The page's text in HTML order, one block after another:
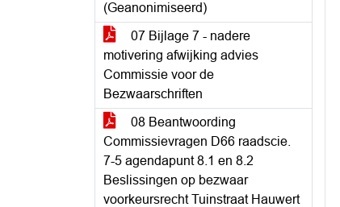
(Geanonimiseerd)
07 Bijlage 7 - nadere
motivering afwijking advies
Commissie voor de
Bezwaarschriften
08 Beantwoording
Commissievragen D66 raadscie.
7-5 agendapunt 8.1 en 8.2
Beslissingen op bezwaar
voorkeursrecht Tuinstraat Hauwert